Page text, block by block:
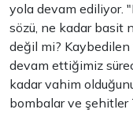
yola devam ediliyor.
sözü, ne kadar basit
değil mi? Kaybedilen
devam ettiğimiz
kadar vahim
bombalar ve